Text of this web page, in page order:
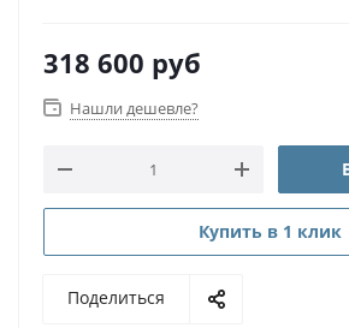
318 600 руб
Нашли дешевле?
Купить в 1 клик
Поделиться